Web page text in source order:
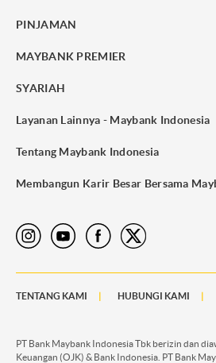
PINJAMAN
MAYBANK PREMIER
SYARIAH
Layanan Lainnya - Maybank Indonesia
Tentang Maybank Indonesia
Membangun Karir Besar Bersama
TENTANG KAMI HUBUNGI KAMI
PT Bank Maybank Indonesia Tbk berizin dan
Keuangan (OJK) & Bank Indonesia. PT Bank